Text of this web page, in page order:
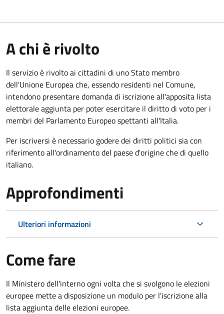
A chi è rivolto
Il servizio è rivolto ai cittadini di uno Stato membro
dell'Unione Europea che, essendo residenti nel Comune,
intendono presentare domanda di iscrizione all'apposita lista
elettorale aggiunta per poter esercitare il diritto di voto per i
membri del Parlamento Europeo spettanti all'Italia.
Per iscriversi è necessario godere dei diritti politici sia con
riferimento all'ordinamento del paese d'origine che di quello
italiano.
Approfondimenti
Ulteriori informazioni
Come fare
Il Ministero dell'interno ogni volta che si svolgono le elezioni
europee mette a disposizione un modulo per l'iscrizione alla
lista aggiunta delle elezioni europee.